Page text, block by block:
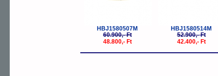
HBJ1580507M
60.900,- Ft
48.800,- Ft
HBJ1580514M
52.900,- Ft
42.400,- Ft